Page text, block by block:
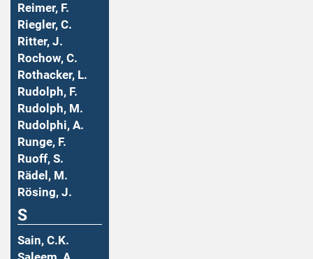
Reimer, F.
Riegler, C.
Ritter, J.
Rochow, C.
Rothacker, L.
Rudolph, F.
Rudolph, M.
Rudolphi, A.
Runge, F.
Ruoff, S.
Rädel, M.
Rösing, J.
S
Sain, C.K.